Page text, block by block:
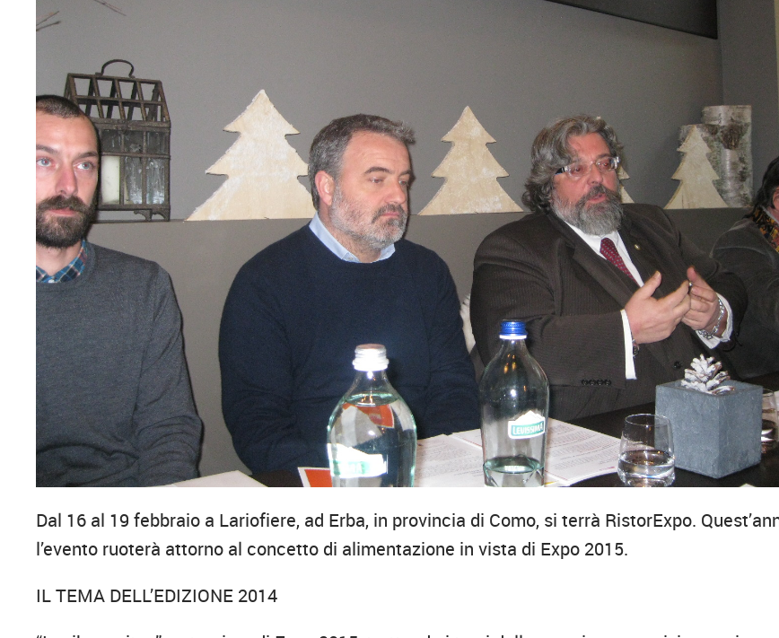
Dal 16 al 19 febbraio a Lariofiere, ad Erba, in provincia di Como, si terrà RistorExpo.
l’evento ruoterà attorno al concetto di alimentazione in vista di Expo 2015.
IL TEMA DELL’EDIZIONE 2014